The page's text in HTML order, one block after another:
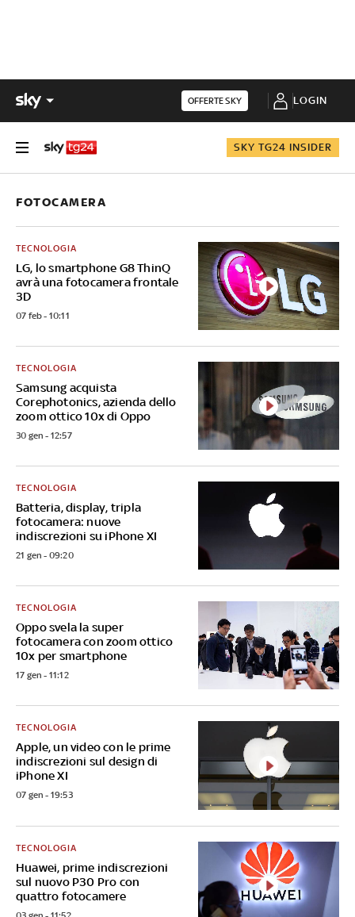
OFFERTE SKY LOGIN
SKY TG24 INSIDER
FOTOCAMERA
LG, lo smartphone G8 ThinQ
avrà una fotocamera frontale
3D
TECNOLOGIA
07 feb - 10:11
Samsung acquista
Corephotonics, azienda dello
zoom ottico 10x di Oppo
TECNOLOGIA
30 gen - 12:57
Batteria, display, tripla
fotocamera: nuove
indiscrezioni su iPhone XI
TECNOLOGIA
21 gen - 09:20
Oppo svela la super
fotocamera con zoom ottico
10x per smartphone
TECNOLOGIA
17 gen - 11:12
Apple, un video con le prime
indiscrezioni sul design di
iPhone XI
TECNOLOGIA
07 gen - 19:53
Huawei, prime indiscrezioni
sul nuovo P30 Pro con
quattro fotocamere
TECNOLOGIA